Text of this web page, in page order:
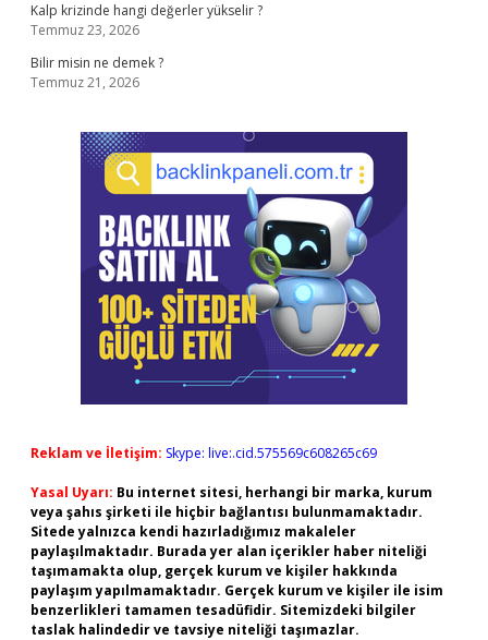
Kalp krizinde hangi değerler yükselir ?
Temmuz 23, 2026
Bilir misin ne demek ?
Temmuz 21, 2026
Reklam ve İletişim: Skype: live:.cid.575569c608265c69
Yasal Uyarı: Bu internet sitesi, herhangi bir marka, kurum
veya şahıs şirketi ile hiçbir bağlantısı bulunmamaktadır.
Sitede yalnızca kendi hazırladığımız makaleler
paylaşılmaktadır. Burada yer alan içerikler haber niteliği
taşımamakta olup, gerçek kurum ve kişiler hakkında
paylaşım yapılmamaktadır. Gerçek kurum ve kişiler ile isim
benzerlikleri tamamen tesadüfidir. Sitemizdeki bilgiler
taslak halindedir ve tavsiye niteliği taşımazlar.